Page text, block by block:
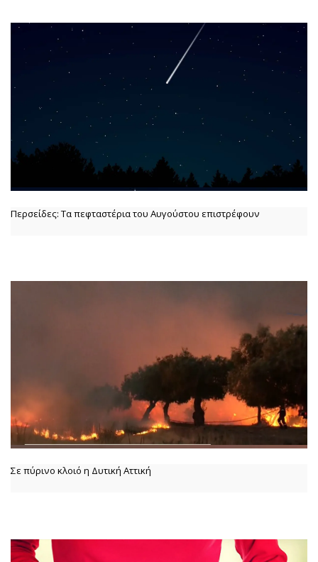
Περσείδες: Τα πεφταστέρια του Αυγούστου επιστρέφουν
Σε πύρινο κλοιό η Δυτική Αττική